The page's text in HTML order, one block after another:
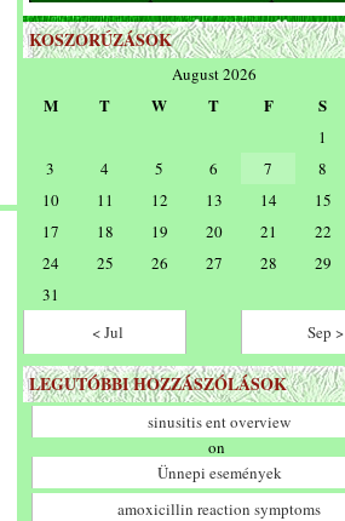
KOSZORÚZÁSOK
August 2026
M T W T F S
1
3
4 5 6 7 8
10
11 12 13 14 15
17
18 19 20 21 22
24
25 26 27 28 29
31
< Jul
Sep >
LEGUTÓBBI HOZZÁSZÓLÁSOK
sinusitis ent overview
on
Ünnepi események
amoxicillin reaction symptoms